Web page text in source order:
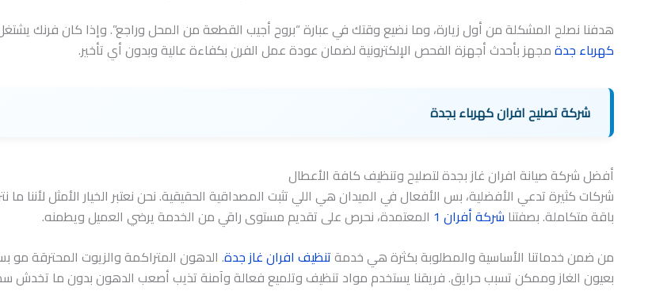
هدفنا نصلح المشكلة من أول زيارة، وما نضيع وقتك في عبارة “بروح أجيب القطعة من المحل وراجع”. وإذا كان فرنك
كهرباء جدةمجهز بأحدث أجهزة الفحص الإلكترونية لضمان عودة عمل الفرن بكفاءة عالية وبدون أي تأخير.
شركة تصليح افران كهرباء بجدة
أفضل شركة صيانة افران غاز بجدة لتصليح وتنظيف كافة الأعطال
شركات كثيرة تدعي الأفضلية، بس الأفعال في الميدان هي اللي تثبت المصداقية الحقيقية. نحن نعتبر الخيار الأمثل لأننا
باقة متكاملة. بصفتنا شركة أفران 1
المعتمدة، نحرص على تقديم مستوى راقي من الخدمة يرضي العميل ويطمنه.
من ضمن خدماتنا الأساسية والمطلوبة بكثرة هي خدمةتنظيف افران غاز جدة. الدهون المتراكمة والزيوت المحترقة
بعيون الغاز وممكن تسبب حرايق. فريقنا يستخدم مواد تنظيف وتلميع فعالة وآمنة تذيب أصعب الدهون بدون ما تخدش